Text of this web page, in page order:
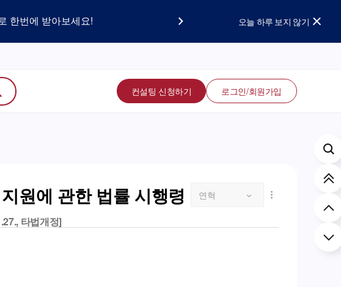
성하세요.
한번에 받아보세요!
등록 신청하기
드를 보여주세요! 오늘 하루 보지 않기
컨설팅 신청하기 로그인/회원가입
원에 관한 법률 시행령 연혁
타법개정]